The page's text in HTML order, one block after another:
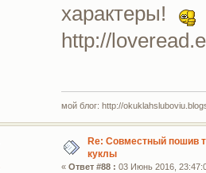
характеры!
http://
мой блог: http://
Re: Совместный пошив
куклы
«Ответ #88 : 03 Июнь 2016,